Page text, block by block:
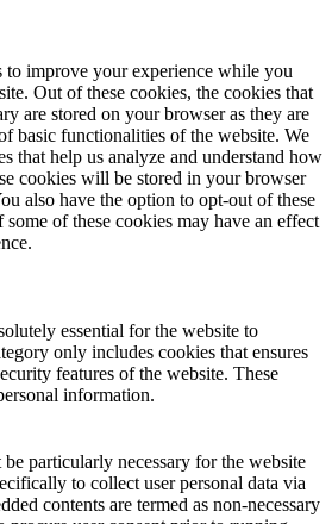
to improve your experience while you
Out of these cookies, the cookies that
are stored on your browser as they are
basic functionalities of the website. We
that help us analyze and understand how
cookies will be stored in your browser
also have the option to opt-out of these
of these cookies may have an effect
essential for the website to
only includes cookies that ensures
features of the website. These
information.
particularly necessary for the website
to collect user personal data via
contents are termed as non-necessary